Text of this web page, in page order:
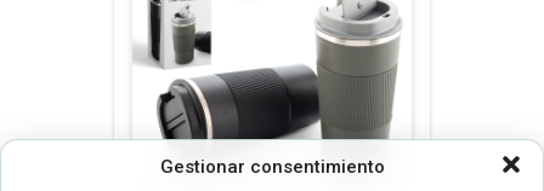
Gestionar consentimiento